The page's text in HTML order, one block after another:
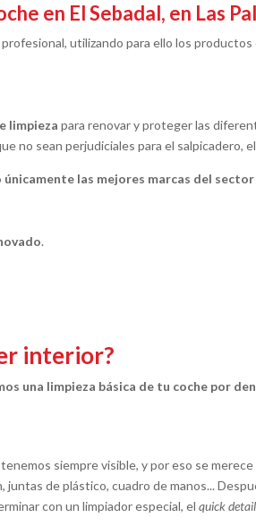
en El Sebadal, en Las
utilizando para ello los
limpieza para renovar y proteger las
no sean perjudiciales para el salpicadero,
las mejores marcas del
.
interior?
una limpieza básica de tu coche por
siempre visible, y por eso se
juntas de plástico, cuadro de manos...
con un limpiador especial, elquick